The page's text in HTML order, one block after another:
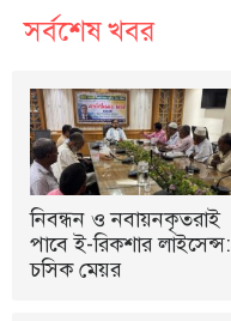
সর্বশেষ খবর
নিবন্ধন ও নবায়নকৃতরাই
পাবে ই-রিকশার লাইসেন্স:
চসিক মেয়র